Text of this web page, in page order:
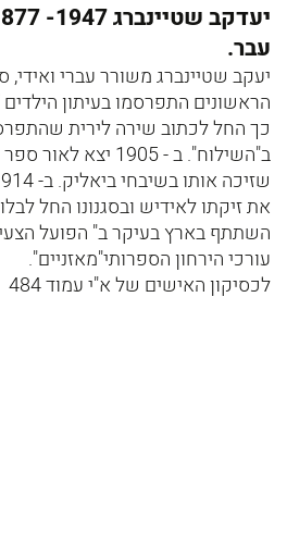
עבר.
יעקב שטיינברג משורר עברי ואידי,
כך החל לכתוב שירה לירית
ב"השילוח". ב - 1905
את זיקתו לאידיש ובסגנונו החל
השתתף בארץ בעיקר ב" הפועל
עורכי הירחון הספרותי"מאזניים".
לכסיקון האישים של א"י עמוד 484